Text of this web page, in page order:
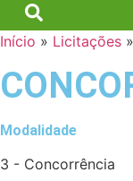
Início » Licitações »
Modalidade
3 - Concorrência